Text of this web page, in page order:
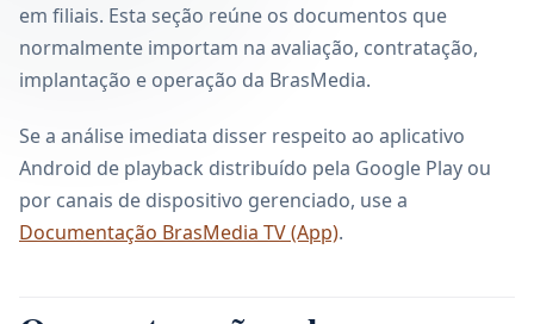
em filiais. Esta seção reúne os documentos que
normalmente importam na avaliação, contratação,
implantação e operação da BrasMedia.
Se a análise imediata disser respeito ao aplicativo
Android de playback distribuído pela Google Play ou
por canais de dispositivo gerenciado, use a
Documentação BrasMedia TV (App).